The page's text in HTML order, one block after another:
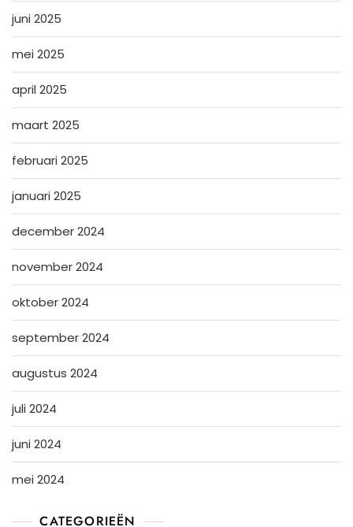
juni 2025
mei 2025
april 2025
maart 2025
februari 2025
januari 2025
december 2024
november 2024
oktober 2024
september 2024
augustus 2024
juli 2024
juni 2024
mei 2024
CATEGORIEËN